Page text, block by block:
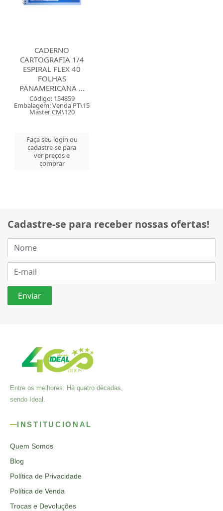
CADERNO
CARTOGRAFIA 1/4
ESPIRAL FLEX 40
FOLHAS
PANAMERICANA ...
Código: 154859
Embalagem: Venda PT\15
Master CM\120
Faça seu login ou
cadastre-se para
ver preços e
comprar
Cadastre-se para receber nossas ofertas!
Entre os melhores. Há quatro décadas,
sendo Ideal.
INSTITUCIONAL
Quem Somos
Blog
Política de Privacidade
Política de Venda
Trocas e Devoluções